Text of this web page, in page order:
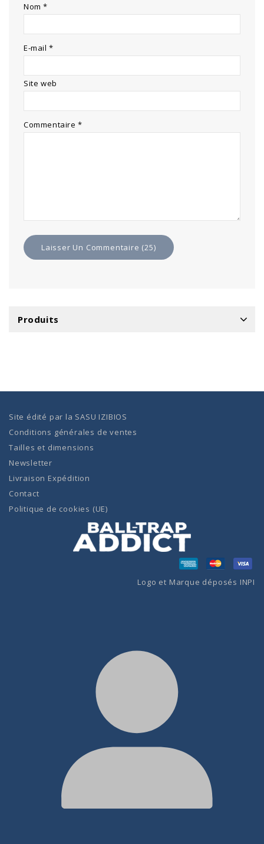
Nom*
E-mail*
Site web
Commentaire*
Produits
Site édité par la SASU IZIBIOS
Conditions générales de ventes
Tailles et dimensions
Newsletter
Livraison Expédition
Contact
Politique de cookies (UE)
Logo et Marque déposés INPI